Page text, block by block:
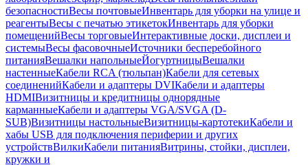
безопасностиВесы почтовыеИнвентарь для уборки на улице и
реагентыВесы с печатью этикетокИнвентарь для уборки
помещенийВесы торговыеИнтерактивные доски, дисплеи и
системыВесы фасовочныеИсточники бесперебойного
питанияВешалки напольныеЙогуртницыВешалки
настенныеКабели RCA (тюльпан)Кабели для сетевых
соединенийКабели и адаптеры DVIКабели и адаптеры
HDMIВизитницы и кредитницы однорядные
карманныеКабели и адаптеры VGA/SVGA (D-
SUB)Визитницы настольныеВизитницы-картотекиКабели и
хабы USB для подключения периферии и других
устройствВилкиКабели питанияВитрины, стойки, дисплеи,
кружки и